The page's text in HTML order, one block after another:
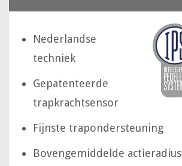
Nederlandse
techniek
Gepatenteerde
trapkrachtsensor
Fijnste trapondersteuning
Bovengemiddelde actieradius